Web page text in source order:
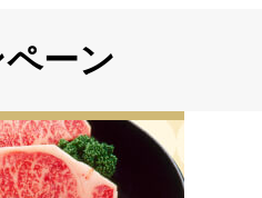
ーン